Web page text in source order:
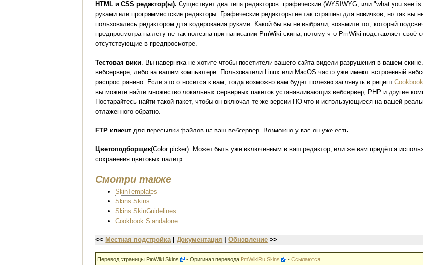
HTML и CSS редактор(ы). Существует два типа редакторов: графические (WYSIWYG, или "what you see
руками или программистские редакторы. Графические редакторы не так страшны для новичков, но так вы
пользовались редактором для кодирования руками. Какой бы вы не выбрали, возьмите тот, который
предпросмотра на лету не так полезна при написании PmWiki скина, потому что PmWiki подставляет
отсутствующие в предпросмотре.
Тестовая вики. Вы наверняка не хотите чтобы посетители вашего сайта видели разрушения в вашем
вебсервере, либо на вашем компьютере. Пользователи Linux или MacOS часто уже имеют встроенный
распространено. Если это относится к вам, тогда возможно вам будет полезно заглянуть в рецепт
вы можете найти множество локальных серверных пакетов устанавливающих вебсервер, PHP и другие
Постарайтесь найти такой пакет, чтобы он включал те же версии ПО что и использующиеся на вашей
отлаженного обратно.
FTP клиент для пересылки файлов на ваш вебсервер. Возможно у вас он уже есть.
Цветоподборщик(Color picker). Может быть уже включенным в ваш редактор, или же вам придётся
сохранения цветовых палитр.
Смотри также
SkinTemplates
Skins:Skins
Skins:SkinGuidelines
Cookbook:Standalone
<< Местная подстройка |Документация |Обновление >>
Перевод страницы PmWiki.Skins - Оригинал перевода PmWikiRu.Skins -Ссылаются